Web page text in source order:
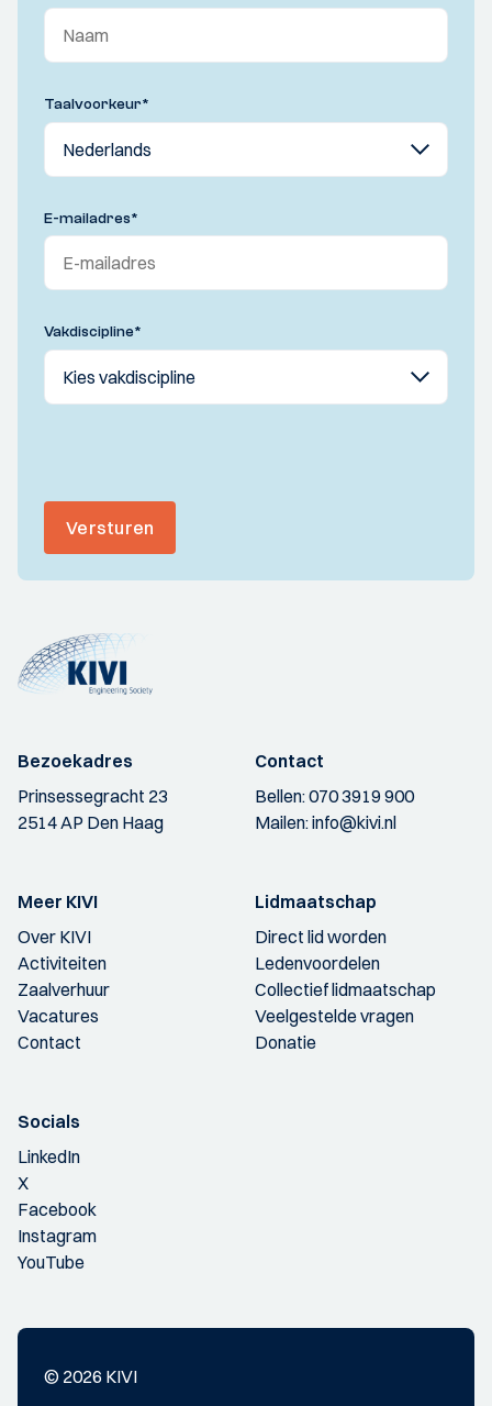
Taalvoorkeur*
E-mailadres*
Vakdiscipline*
Versturen
Bezoekadres
Prinsessegracht 23
2514 AP Den Haag
Contact
Bellen:070 3919 900
Mailen:info@kivi.nl
Meer KIVI
Over KIVI
Activiteiten
Zaalverhuur
Vacatures
Contact
Lidmaatschap
Direct lid worden
Ledenvoordelen
Collectief lidmaatschap
Veelgestelde vragen
Donatie
Socials
LinkedIn
X
Facebook
Instagram
YouTube
© 2026 KIVI